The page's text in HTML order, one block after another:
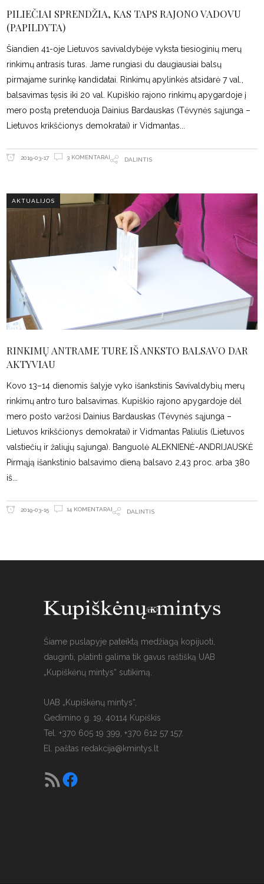
PILIEČIAI SPRENDŽIA, KAS TAPS RAJONO VADOVU
(PAPILDYTA)
Šiandien 41-oje Lietuvos savivaldybėje vyksta tiesioginių merų
rinkimų antrasis turas. Jame rungiasi du daugiausiai balsų
pirmajame surinkę kandidatai. Rinkimų apylinkės atsidarė 7 val.,
balsavimas tęsis iki 20 val. Kupiškio rajono rinkimų apygardoje į
mero postą pretenduoja Dainius Bardauskas (Tėvynės sąjunga –
Lietuvos krikščionys demokratai) ir Vidmantas
2019-03-17 3 KOMENTARAI DALINTIS
AKTUALIJOS
RINKIMŲ ANTRAME TURE IŠ ANKSTO BALSAVO DAR
AKTYVIAU
Kovo 13–14 dienomis šalyje vyko išankstinis Savivaldybių merų
rinkimų antro turo balsavimas. Kupiškio rajono apygardoje dėl
mero posto varžosi Dainius Bardauskas (Tėvynės sąjunga –
Lietuvos krikščionys demokratai) ir Vidmantas Paliulis (Lietuvos
valstiečių ir žaliųjų sąjunga). Banguolė ALEKNIENĖ-ANDRIJAUSKĖ
Pirmąją išankstinio balsavimo dieną balsavo 2,43 proc. arba 380
iš
2019-03-15 14 KOMENTARAI DALINTIS
Šiame puslapyje pateiktą medžiagą kopijuoti,
dauginti, platinti galima tik gavus raštišką UAB
„Kupiškėnų mintys“ sutikimą.
UAB „Kupiškėnų mintys“,
Gedimino g. 19, 40114 Kupiškis
Tel. +370 605 19 399, +370 612 57 157.
El. paštas redakcija@kmintys.lt